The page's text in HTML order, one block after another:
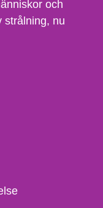
och
strålning, nu